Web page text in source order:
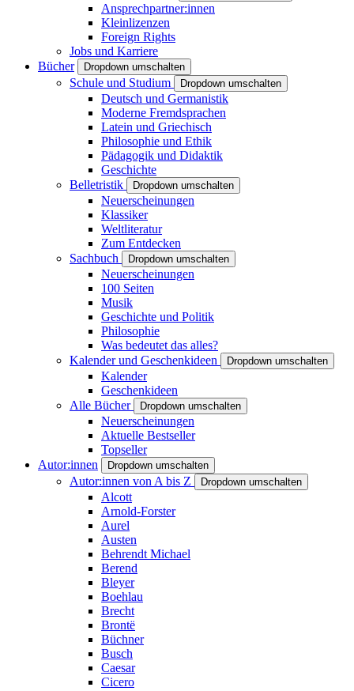
Ansprechpartner:innen
Kleinlizenzen
Foreign Rights
Jobs und Karriere
Bücher
Dropdown umschalten
Schule und Studium Dropdown umschalten
Deutsch und Germanistik
Moderne Fremdsprachen
Latein und Griechisch
Philosophie und Ethik
Pädagogik und Didaktik
Geschichte
Belletristik
Dropdown umschalten
Neuerscheinungen
Klassiker
Weltliteratur
Zum Entdecken
Sachbuch
Dropdown umschalten
Neuerscheinungen
100 Seiten
Musik
Geschichte und Politik
Philosophie
Was bedeutet das alles?
Kalender und Geschenkideen
Dropdown umschalten
Kalender
Geschenkideen
Alle Bücher
Dropdown umschalten
Neuerscheinungen
Aktuelle Bestseller
Topseller
Autor:innen
Dropdown umschalten
Autor:innen von A bis Z Dropdown umschalten
Alcott
Arnold-Forster
Aurel
Austen
Behrendt Michael
Berend
Bleyer
Boehlau
Brecht
Brontë
Büchner
Busch
Caesar
Cicero